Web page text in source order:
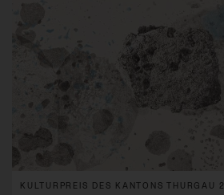
KULTURPREIS DES KANTONS THURGAU